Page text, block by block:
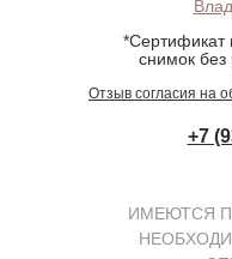
*Сертификат
снимок без
+7
Отзыв согласия на
ИМЕЮТСЯ